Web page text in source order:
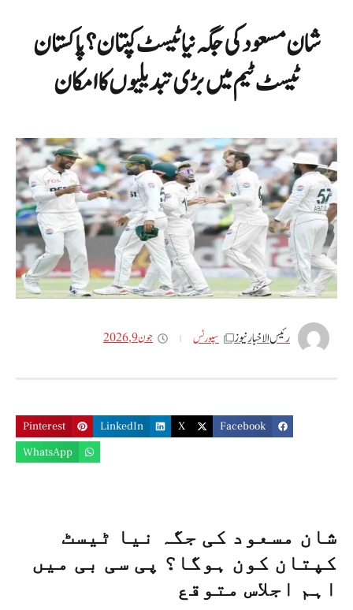
شان مسعود کی جگہ نیا ٹیسٹ کپتان؟ پاکستان
ٹیسٹ ٹیم میں بڑی تبدیلیوں کا امکان
رئیس الاخبار نیوز سپورٹس جون 9, 2026
Facebook
X
LinkedIn
Pinterest
WhatsApp
شان مسعود کی جگہ نیا ٹیسٹ
کپتان کون ہوگا؟ پی سی بی میں
اہم اجلاس متوقع